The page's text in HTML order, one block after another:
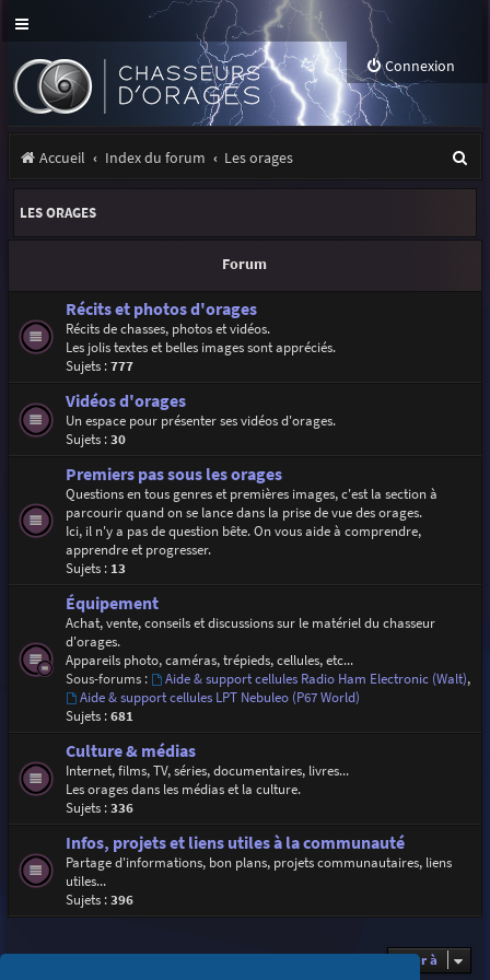
Connexion
Accueil Index du forum Les orages
e
e
LES ORAGES
Forum
Récits et photos d'orages
Récits de chasses, photos et vidéos.
Les jolis textes et belles images sont appréciés.
Sujets :777
Vidéos d'orages
Un espace pour présenter ses vidéos d'orages.
Sujets :30
Premiers pas sous les orages
Questions en tous genres et premières images, c'est la section à
parcourir quand on se lance dans la prise de vue des orages.
Ici, il n'y a pas de question bête. On vous aide à comprendre,
apprendre et progresser.
Sujets : 13
Équipement
Achat, vente, conseils et discussions sur le matériel du chasseur
d'orages.
Appareils photo, caméras, trépieds, cellules, etc...
Sous-forums :
Aide & support cellules Radio Ham Electronic (Walt),
Aide & support cellules LPT Nebuleo (P67 World)
Sujets :681
Culture & médias
Internet, films, TV, séries, documentaires, livres...
Les orages dans les médias et la culture.
Sujets :336
Infos, projets et liens utiles à la communauté
Partage d'informations, bon plans, projets communautaires, liens
utiles...
Sujets :396
Aller à